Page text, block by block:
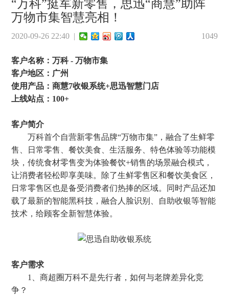
“万科”挺军新零售，思迅“商慧”助阵
万物市集智慧亮相！
2020-09-26 22:40 | 1049
客户名称：万科 - 万物市集
客户地区：广州
使用产品：商慧7收银系统+思迅智慧门店
上线站点：100+
客户简介
万科首个自营新零售品牌“万物市集”，融合了生鲜零
售、日常零售、餐饮美食、生活服务、特色体验等功能模
块，传统食材零售变为体验餐饮+销售的场景融合模式，
让消费者轻松即享美味。除了生鲜零售区和餐饮美食区，
日常零售区也是备受消费者们热捧的区域。同时产品还加
载了最新的智能黑科技，融合人脸识别、自助收银等智能
技术，给顾客全新智慧体验。
客户需求
1、商超圈万科不是先行者，如何与老牌差异化竞
争？